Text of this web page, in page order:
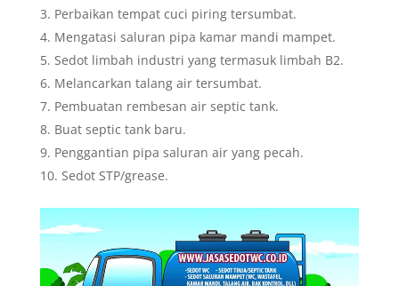
Perbaikan tempat cuci piring tersumbat.
Mengatasi saluran pipa kamar mandi mampet.
Sedot limbah industri yang termasuk limbah B2.
Melancarkan talang air tersumbat.
Pembuatan rembesan air septic tank.
Buat septic tank baru.
Penggantian pipa saluran air yang pecah.
Sedot STP/grease.